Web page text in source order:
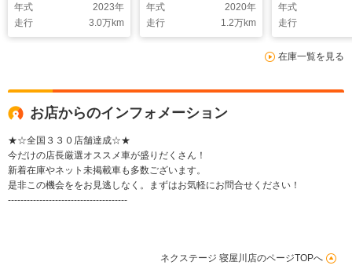
レーダークルーズ 禁
煙車 電動リアゲー
ト ハーフレザーシー
LEDヘッド 純正17
インチアルミ
年式
2023年
走行
3.0万km
LEDヘッド ビルトイ
ンETC 純正16イン
チアルミ 車線逸脱警
年式
2020年
走行
1.2万km
レーダークル
煙車 電動リ
ト 前席シー
ン 前後席パ
ーセンサー
年式
走行
在庫一覧を見る
お店からのインフォメーション
★☆全国３３０店舗達成☆★
今だけの店長厳選オススメ車が盛りだくさん！
新着在庫やネット未掲載車も多数ございます。
是非この機会ををお見逃しなく。まずはお気軽にお問合せください！
--------------------------------------
ネクステージ 寝屋川店のページTOPへ